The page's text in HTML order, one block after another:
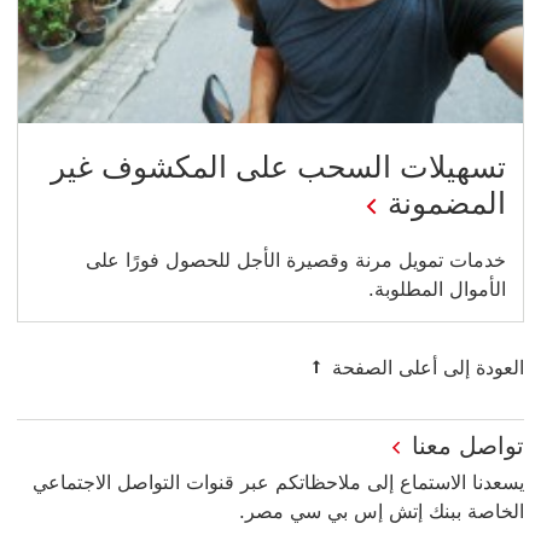
تسهيلات السحب على المكشوف غير
المضمونة
خدمات تمويل مرنة وقصيرة الأجل للحصول فورًا على
الأموال المطلوبة.
العودة إلى أعلى الصفحة
تواصل معنا
يسعدنا الاستماع إلى ملاحظاتكم عبر قنوات التواصل الاجتماعي
الخاصة ببنك إتش إس بي سي مصر.